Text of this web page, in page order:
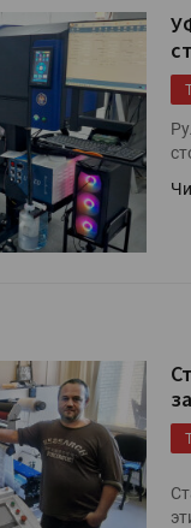
В» расширяет
для горячего
Mimaki
в компании